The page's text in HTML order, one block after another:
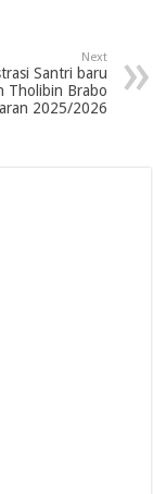
Next
Santri baru
Tholibin Brabo
2025/2026